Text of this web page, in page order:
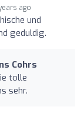
ago
und
geduldig.
Cohrs
tolle
sehr.